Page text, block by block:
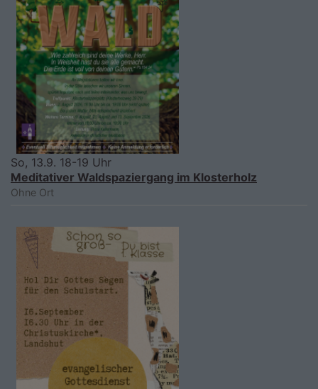
So, 13.9. 18-19 Uhr
Meditativer Waldspaziergang im Klosterholz
Ohne Ort